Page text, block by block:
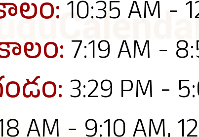
10:35 AM -
7:19 AM -
3:29 PM -